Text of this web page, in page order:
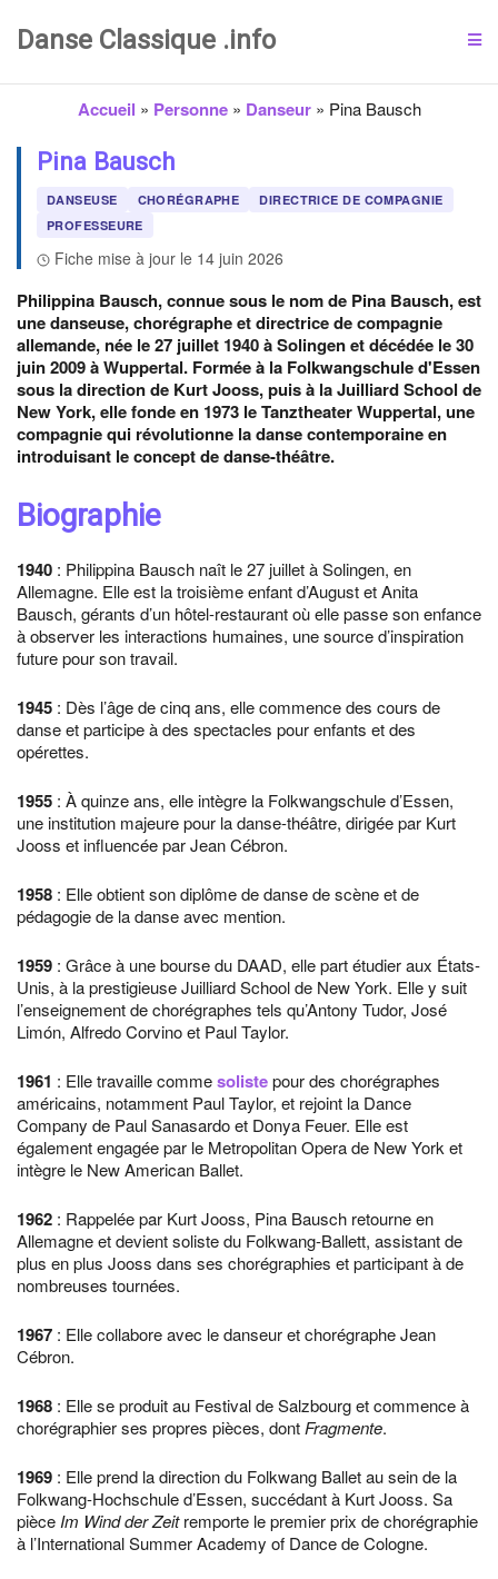
Danse Classique .info
Accueil » Personne» Danseur» Pina Bausch
Pina Bausch
DANSEUSE CHORÉGRAPHE
DIRECTRICE DE COMPAGNIE
PROFESSEURE
Fiche mise à jour le 14 juin 2026
Philippina Bausch, connue sous le nom de Pina Bausch, est
une danseuse, chorégraphe et directrice de compagnie
allemande, née le 27 juillet 1940 à Solingen et décédée le 30
juin 2009 à Wuppertal. Formée à la Folkwangschule d'Essen
sous la direction de Kurt Jooss, puis à la Juilliard School de
New York, elle fonde en 1973 le Tanztheater Wuppertal, une
compagnie qui révolutionne la danse contemporaine en
introduisant le concept de danse-théâtre.
Biographie
1940 : Philippina Bausch naît le 27 juillet à Solingen, en
Allemagne. Elle est la troisième enfant d’August et Anita
Bausch, gérants d’un hôtel-restaurant où elle passe son enfance
à observer les interactions humaines, une source d’inspiration
future pour son travail.
1945 : Dès l’âge de cinq ans, elle commence des cours de
danse et participe à des spectacles pour enfants et des
opérettes.
1955 : À quinze ans, elle intègre la Folkwangschule d’Essen,
une institution majeure pour la danse-théâtre, dirigée par Kurt
Jooss et influencée par Jean Cébron.
1958 : Elle obtient son diplôme de danse de scène et de
pédagogie de la danse avec mention.
1959 : Grâce à une bourse du DAAD, elle part étudier aux États-
Unis, à la prestigieuse Juilliard School de New York. Elle y suit
l’enseignement de chorégraphes tels qu’Antony Tudor, José
Limón, Alfredo Corvino et Paul Taylor.
1961 : Elle travaille commesolistepour des chorégraphes
américains, notamment Paul Taylor, et rejoint la Dance
Company de Paul Sanasardo et Donya Feuer. Elle est
également engagée par le Metropolitan Opera de New York et
intègre le New American Ballet.
1962 : Rappelée par Kurt Jooss, Pina Bausch retourne en
Allemagne et devient soliste du Folkwang-Ballett, assistant de
plus en plus Jooss dans ses chorégraphies et participant à de
nombreuses tournées.
1967 : Elle collabore avec le danseur et chorégraphe Jean
Cébron.
1968 : Elle se produit au Festival de Salzbourg et commence à
chorégraphier ses propres pièces, dont Fragmente.
1969 : Elle prend la direction du Folkwang Ballet au sein de la
Folkwang-Hochschule d’Essen, succédant à Kurt Jooss. Sa
pièce Im Wind der Zeitremporte le premier prix de chorégraphie
à l’International Summer Academy of Dance de Cologne.